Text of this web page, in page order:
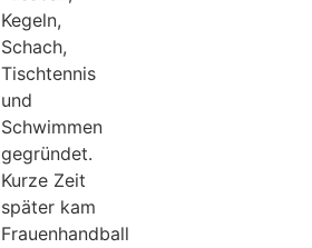
Kegeln,
Schach,
Tischtennis
und
Schwimmen
gegründet.
Kurze Zeit
später kam
Frauenhandball